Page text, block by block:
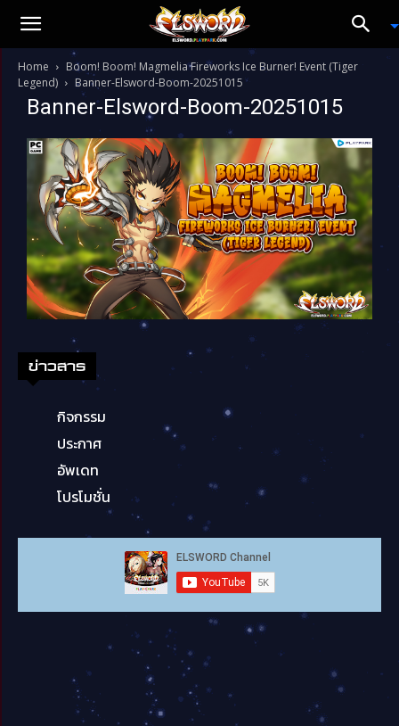
Home
Boom! Boom! Magmelia Fireworks Ice Burner! Event (Tiger
Legend)
Banner-Elsword-Boom-20251015
Banner-Elsword-Boom-20251015
ข่าวสาร
กิจกรรม
ประกาศ
อัพเดท
โปรโมชั่น